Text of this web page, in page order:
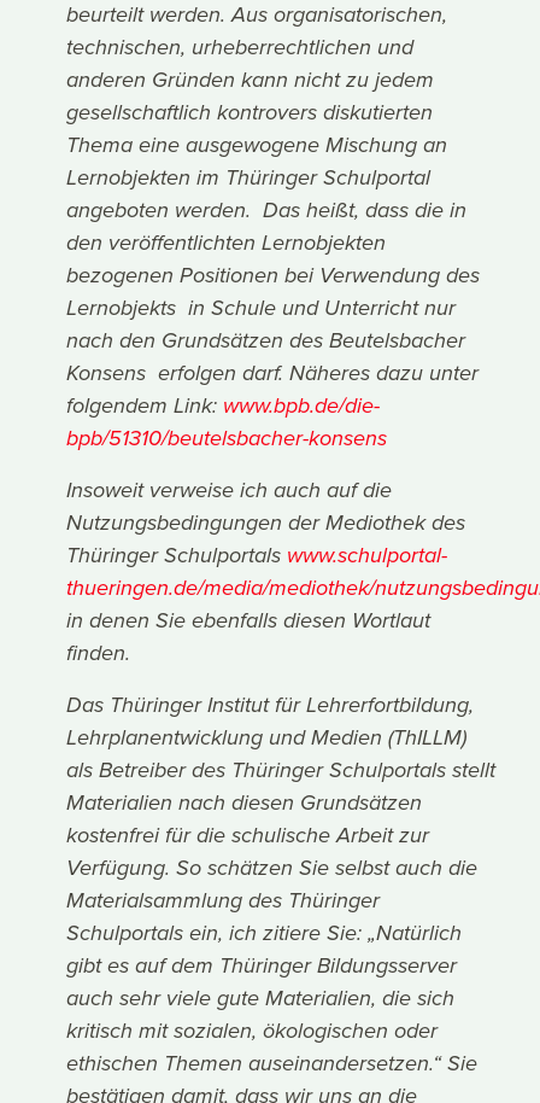
beurteilt werden. Aus organisatorischen,
technischen, urheberrechtlichen und
anderen Gründen kann nicht zu jedem
gesellschaftlich kontrovers diskutierten
Thema eine ausgewogene Mischung an
Lernobjekten im Thüringer Schulportal
angeboten werden. Das heißt, dass die in
den veröffentlichten Lernobjekten
bezogenen Positionen bei Verwendung des
Lernobjekts in Schule und Unterricht nur
nach den Grundsätzen des Beutelsbacher
Konsens erfolgen darf. Näheres dazu unter
folgendem Link: www.bpb.de/die-
bpb/51310/beutelsbacher-konsens
Insoweit verweise ich auch auf die
Nutzungsbedingungen der Mediothek des
Thüringer Schulportals www.schulportal-
thueringen.de/media/mediothek/
in denen Sie ebenfalls diesen Wortlaut
finden.
Das Thüringer Institut für Lehrerfortbildung,
Lehrplanentwicklung und Medien (ThILLM)
als Betreiber des Thüringer Schulportals stellt
Materialien nach diesen Grundsätzen
kostenfrei für die schulische Arbeit zur
Verfügung. So schätzen Sie selbst auch die
Materialsammlung des Thüringer
Schulportals ein, ich zitiere Sie: „Natürlich
gibt es auf dem Thüringer Bildungsserver
auch sehr viele gute Materialien, die sich
kritisch mit sozialen, ökologischen oder
ethischen Themen auseinandersetzen.“ Sie
bestätigen damit, dass wir uns an die